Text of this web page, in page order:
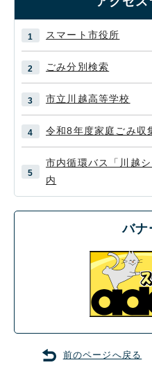
スマート市役所
ごみ分別検索
市立川越高等学校
令和8年度家庭ごみ収
市内循環バス「川越
内
バナ
前のページへ戻る